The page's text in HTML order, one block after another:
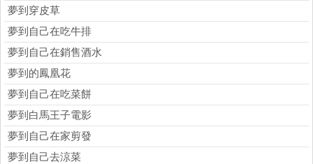
夢到穿皮草
夢到自己在吃牛排
夢到自己在銷售酒水
夢到的鳳凰花
夢到自己在吃菜餅
夢到白馬王子電影
夢到自己在家剪發
夢到自己去涼菜